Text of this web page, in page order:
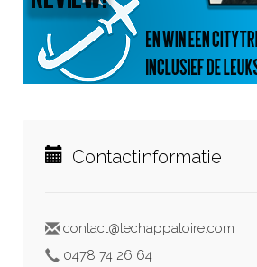
Contactinformatie
contact@lechappatoire.com
0478 74 26 64